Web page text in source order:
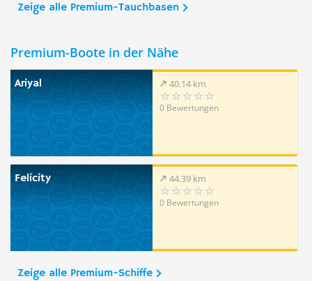
Zeige alle Premium-Tauchbasen
Premium-Boote in der Nähe
Ariyal 40.14 km
0 Bewertungen
Felicity 44.39 km
0 Bewertungen
Zeige alle Premium-Schiffe